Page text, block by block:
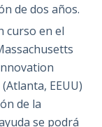
de dos años.
curso en el
EEUU)
de la
se podrá